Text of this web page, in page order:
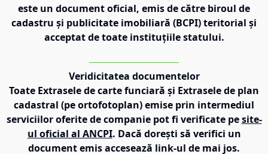
este un document oficial, emis de către biroul de
cadastru și publicitate imobiliară (BCPI) teritorial și
acceptat de toate instituțiile statului.
Veridicitatea documentelor
Toate Extrasele de carte funciară și Extrasele de plan
cadastral (pe ortofotoplan) emise prin intermediul
serviciilor oferite de companie pot fi verificate pe site-
ul oficial al ANCPI. Dacă dorești să verifici un
document emis accesează link-ul de mai jos.